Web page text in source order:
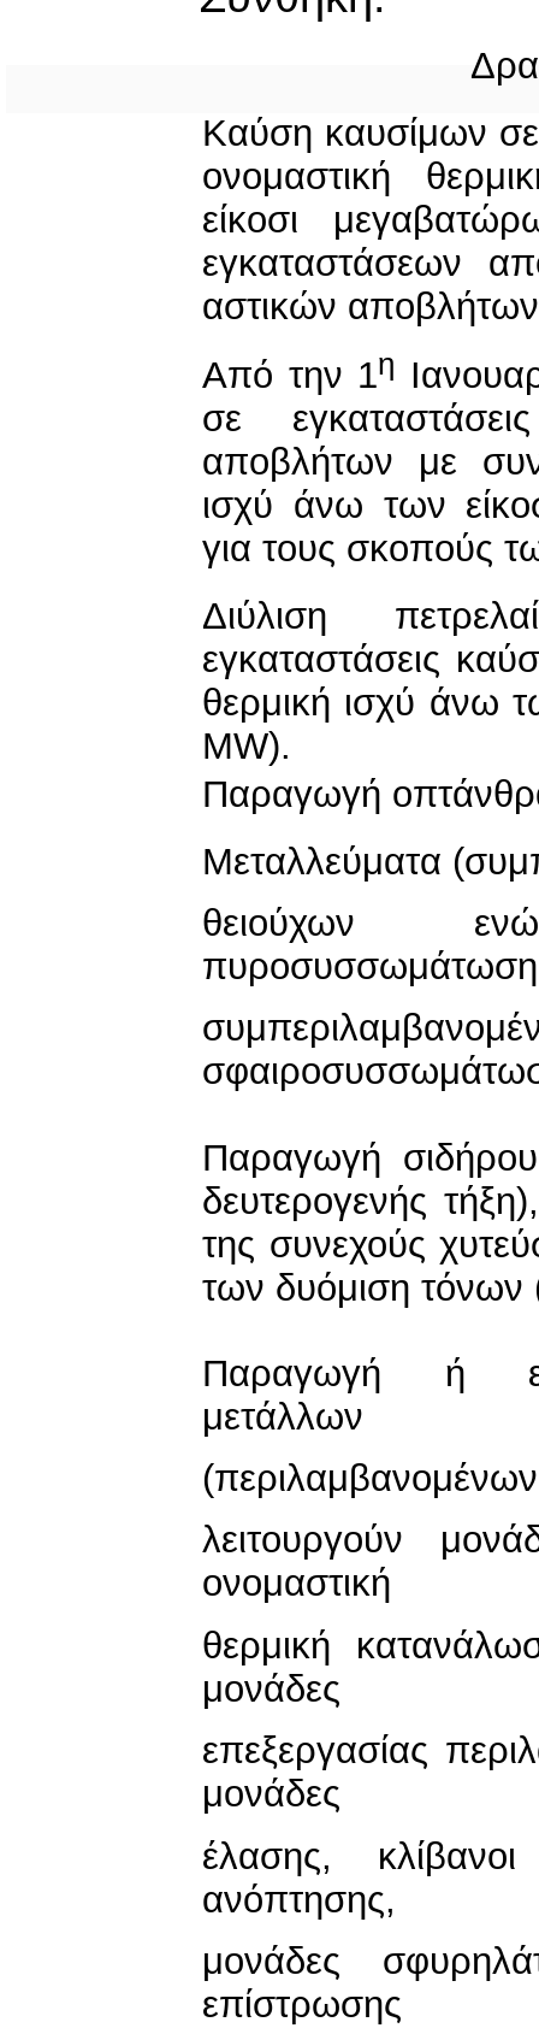
Καύση καυσίμων σε
ονομαστική
είκοσι
εγκαταστάσεων
αστικών
Από την 1η
σε
αποβλήτων με
ισχύ άνω των
για τους σκοπούς
Διύλιση
εγκαταστάσεις
θερμική ισχύ άνω
MW).
Παραγωγή
Μεταλλεύματα
θειούχων
Παραγωγή
δευτερογενής
της συνεχούς
των δυόμιση
Παραγωγή ή
μετάλλων
λειτουργούν
ονομαστική
θερμική
μονάδες
επεξεργασίας
μονάδες
έλασης,
ανόπτησης,
μονάδες
επίστρωσης